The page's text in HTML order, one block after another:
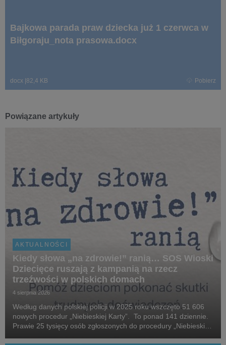
Bajkowa parada praw dziecka już 1 czerwca w
Biłgoraju_nota prasowa.docx
docx 82,4 KB Pobierz
Powiązane artykuły
AKTUALNOŚCI
Kiedy słowa „na zdrowie!” ranią… SOS Wioski
Dziecięce ruszają z kampanią na rzecz
trzeźwości w polskich domach
4 sierpnia 2026
Według danych polskiej policji w 2025 roku wszczęto 51 606
nowych procedur „Niebieskiej Karty”. To ponad 141 dziennie.
Prawie 25 tysięcy osób zgłoszonych do procedury „Niebieskiej